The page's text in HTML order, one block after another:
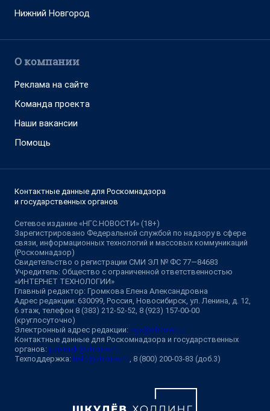
Нижний Новгород
О компании
Реклама на сайте
Команда проекта
Наши вакансии
Помощь
Контактные данные для Роскомнадзора
и государственных органов
Сетевое издание «НГС.НОВОСТИ» (18+)
Зарегистрировано Федеральной службой по надзору в сфере
связи, информационных технологий и массовых коммуникаций
(Роскомнадзор)
Свидетельство о регистрации СМИ ЭЛ № ФС 77—84683
Учредитель: Общество с ограниченной ответственностью
«ИНТЕРНЕТ ТЕХНОЛОГИИ»
Главный редактор: Громкова Елена Александровна
Адрес редакции: 630099, Россия, Новосибирск, ул. Ленина, д. 12,
6 этаж, телефон 8 (383) 212-52-52, 8 (923) 157-00-00
(круглосуточно)
Электронный адрес редакции: ngs@shkulev.ru
Контактные данные для Роскомнадзора и государственных
органов: juristnsk@shkulev.ru
Техподдержка: help@shkulev.ru, 8 (800) 200-03-83 (доб.3)